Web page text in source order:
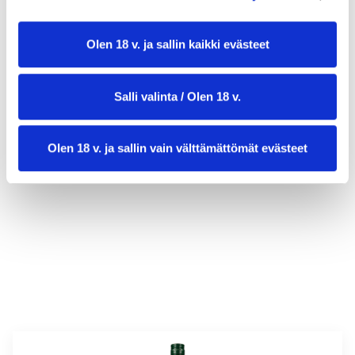
Olen 18 v. ja sallin kaikki evästeet
Salli valinta / Olen 18 v.
Olen 18 v. ja sallin vain välttämättömät evästeet
valmistusaika:20 min